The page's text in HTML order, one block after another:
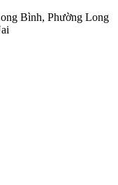
Bình, Phường Long